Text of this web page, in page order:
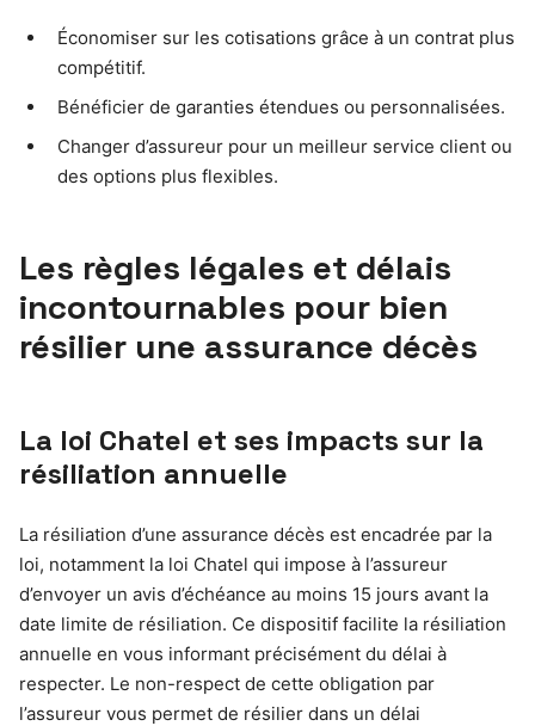
Économiser sur les cotisations grâce à un contrat plus
compétitif.
Bénéficier de garanties étendues ou personnalisées.
Changer d’assureur pour un meilleur service client ou
des options plus flexibles.
Les règles légales et délais
incontournables pour bien
résilier une assurance décès
La loi Chatel et ses impacts sur la
résiliation annuelle
La résiliation d’une assurance décès est encadrée par la
loi, notamment la loi Chatel qui impose à l’assureur
d’envoyer un avis d’échéance au moins 15 jours avant la
date limite de résiliation. Ce dispositif facilite la résiliation
annuelle en vous informant précisément du délai à
respecter. Le non-respect de cette obligation par
l’assureur vous permet de résilier dans un délai